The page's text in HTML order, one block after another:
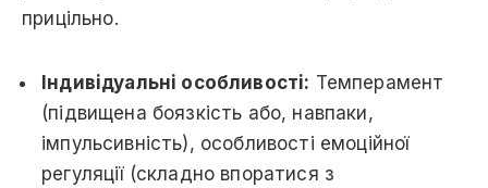
прицільно.
Індивідуальні особливості: Темперамент
(підвищена боязкість або, навпаки,
імпульсивність), особливості емоційної
регуляції (складно впоратися з